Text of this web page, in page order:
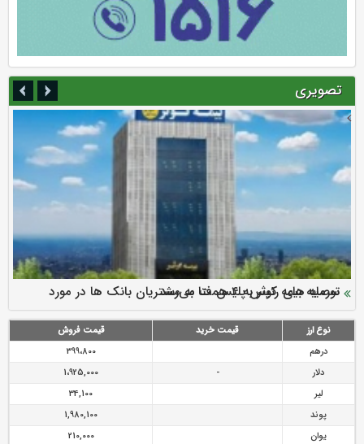
تصویری
ارزش سهام عدالت بالا رفت
سرمایه بیمه کوثر به ۴ همت می‌رسد
نود ثانیه با فولاد سنگان
تقدیر دبیرکل سندیکای بیمه گران ایران از اقدامات مدیرعامل بیمه
رازی
توصیه های رئیس پلیس فتا به مشتریان بانک ها در مورد
پیشگیری از سرقت های مجازی
نوع ارز قیمت خرید
قیمت فروش
درهم
399،800
دلار
-
1،925,000
لیر
34,100
پوند
1,980,100
یوان
210,000